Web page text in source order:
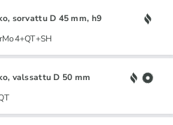
sorvattu D 45 mm, h9
valssattu D 50 mm